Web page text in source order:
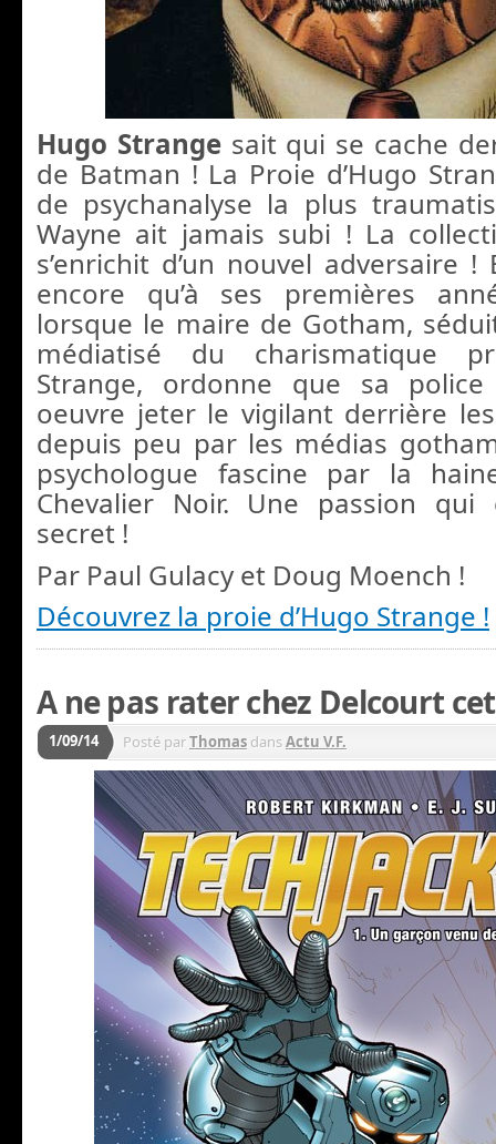
Hugo Strangesait qui se cache
de Batman ! La Proie d’Hugo
de psychanalyse la plus
Wayne ait jamais subi ! La
s’enrichit d’un nouvel adversaire !
encore qu’à ses premières
lorsque le maire de Gotham,
médiatisé du charismatique
Strange, ordonne que sa
oeuvre jeter le vigilant derrière
depuis peu par les médias
psychologue fascine par la
Chevalier Noir. Une passion
secret !
Par Paul Gulacy et Doug Moench !
Découvrez la proie d’Hugo Strange !
A ne pas rater chez Delcourt
1/09/14 Posté parThomas dansActu V.F.